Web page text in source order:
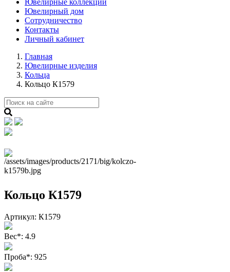
Ювелирные коллекции
Ювелирный дом
Сотрудничество
Контакты
Личный кабинет
Главная
Ювелирные изделия
Кольца
Кольцо К1579
Кольцо К1579
Артикул: К1579
Вес*: 4.9
Проба*: 925